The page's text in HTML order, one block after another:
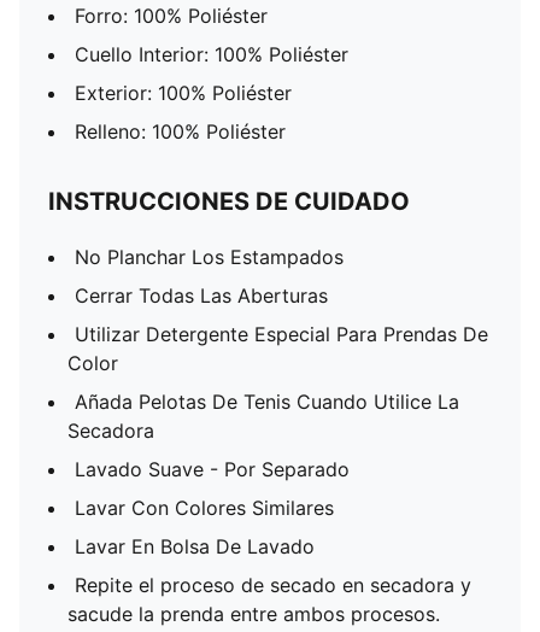
Forro: 100% Poliéster
Cuello Interior: 100% Poliéster
Exterior: 100% Poliéster
Relleno: 100% Poliéster
INSTRUCCIONES DE CUIDADO
No Planchar Los Estampados
Cerrar Todas Las Aberturas
Utilizar Detergente Especial Para Prendas De
Color
Añada Pelotas De Tenis Cuando Utilice La
Secadora
Lavado Suave - Por Separado
Lavar Con Colores Similares
Lavar En Bolsa De Lavado
Repite el proceso de secado en secadora y
sacude la prenda entre ambos procesos.